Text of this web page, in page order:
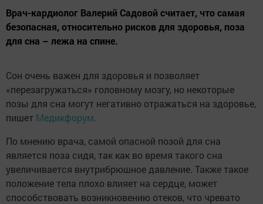
Врач-кардиолог Валерий Садовой считает, что самая
безопасная, относительно рисков для здоровья, поза
для сна – лежа на спине.
Сон очень важен для здоровья и позволяет
«перезагружаться» головному мозгу, но некоторые
позы для сна могут негативно отражаться на здоровье,
пишет Медикфорум.
По мнению врача, самой опасной позой для сна
является поза сидя, так как во время такого сна
увеличивается внутрибрюшное давление. Также такое
положение тела плохо влияет на сердце, может
способствовать возникновению отеков, что чревато